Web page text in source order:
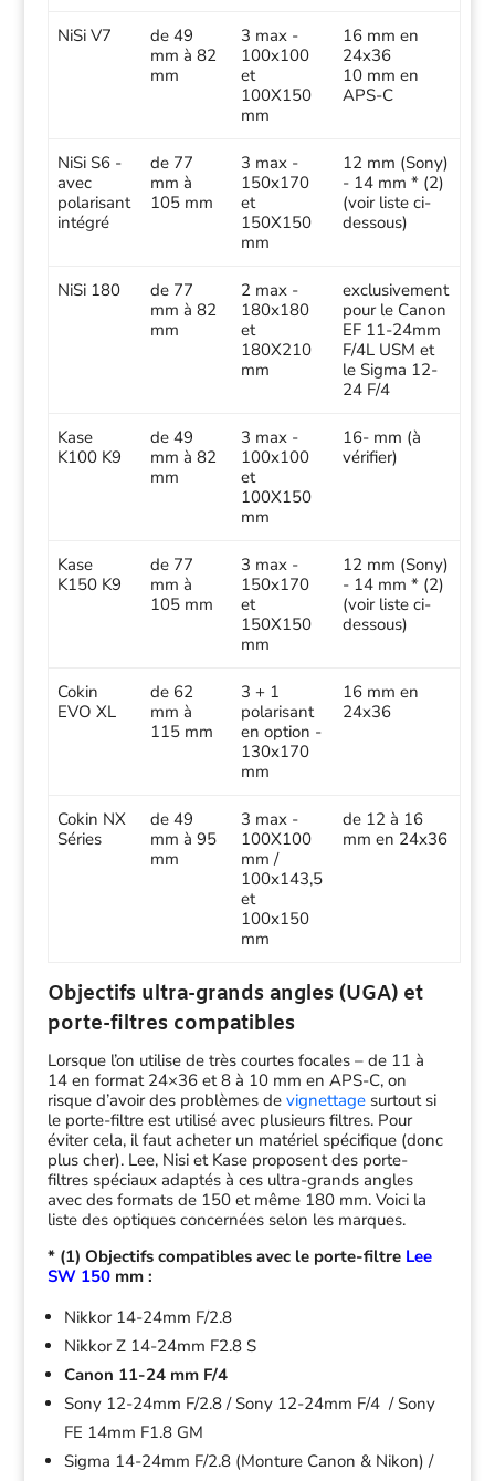
NiSi V7
de 49
mm à 82
mm
3 max -
100x100
et
100X150
mm
16 mm en
24x36
10 mm en
APS-C
NiSi S6 -
avec
polarisant
intégré
de 77
mm à
105 mm
3 max -
150x170
et
150X150
mm
12 mm (Sony)
- 14 mm * (2)
(voir liste ci-
dessous)
NiSi 180
de 77
mm à 82
mm
2 max -
180x180
et
180X210
mm
exclusivement
pour le Canon
EF 11-24mm
F/4L USM et
le Sigma 12-
24 F/4
Kase
K100 K9
de 49
mm à 82
mm
3 max -
100x100
et
100X150
mm
16- mm (à
vérifier)
Kase
K150 K9
de 77
mm à
105 mm
3 max -
150x170
et
150X150
mm
12 mm (Sony)
- 14 mm * (2)
(voir liste ci-
dessous)
Cokin
EVO XL
de 62
mm à
115 mm
3 + 1
polarisant
en option -
130x170
mm
16 mm en
24x36
Cokin NX
Séries
de 49
mm à 95
mm
3 max -
100X100
mm /
100x143,5
et
100x150
mm
de 12 à 16
mm en 24x36
Objectifs ultra-grands angles (UGA) et
porte-filtres compatibles
Lorsque l’on utilise de très courtes focales – de 11 à
14 en format 24×36 et 8 à 10 mm en APS-C, on
risque d’avoir des problèmes de vignettagesurtout si
le porte-filtre est utilisé avec plusieurs filtres. Pour
éviter cela, il faut acheter un matériel spécifique (donc
plus cher). Lee, Nisi et Kase proposent des porte-
filtres spéciaux adaptés à ces ultra-grands angles
avec des formats de 150 et même 180 mm. Voici la
liste des optiques concernées selon les marques.
* (1) Objectifs compatibles avec le porte-filtre Lee
SW 150mm :
Nikkor 14-24mm F/2.8
Nikkor Z 14-24mm F2.8 S
Canon 11-24 mm F/4
Sony 12-24mm F/2.8 / Sony 12-24mm F/4 / Sony
FE 14mm F1.8 GM
Sigma 14-24mm F/2.8 (Monture Canon & Nikon) /